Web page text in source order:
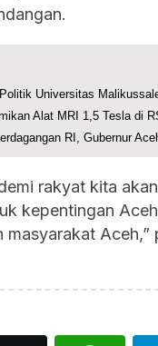
Universitas
Alat MRI 1,5 Tesla di
RI, Gubernur
rakyat kita
kepentingan
masyarakat Aceh,”